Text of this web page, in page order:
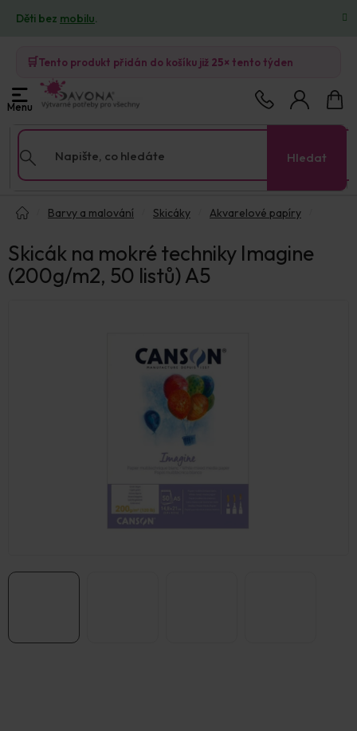
obsah
Děti bez mobilu.
🛒Tento produkt přidán do košíku již 25× tento týden
Hledat
košík
Barvy a malování
Skicáky Akvarelové papíry
Skicák na mokré techniky Imagine
(200g/m2, 50 listů) A5